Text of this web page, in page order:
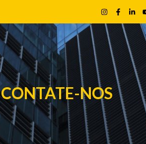
HOMEPAGE NOSSA FROTA FILIAIS
CONTATE-NOS